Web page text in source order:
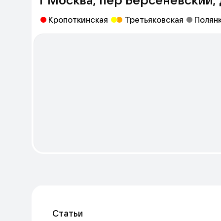
Кропоткинская Третьяковская
Статьи